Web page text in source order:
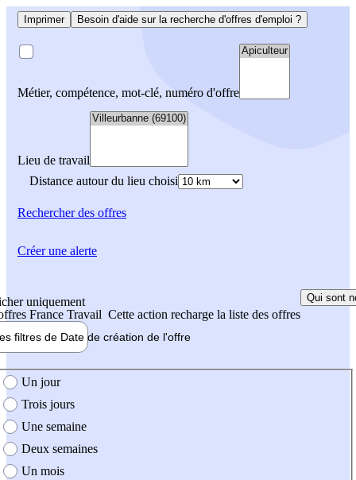
Imprimer Besoin d'aide sur la recherche d'offres d'emploi ?
Métier, compétence, mot-clé, numéro d'offre
Lieu de travail
Distance autour du lieu choisi
Rechercherdes offres
uniquement
France Travail Cette action recharge la liste des offres
Qui sont
filtres de Date de création de l'offre
création de l'offre
Un jour
Trois jours
Une semaine
Deux semaines
Un mois
Créer une alerte